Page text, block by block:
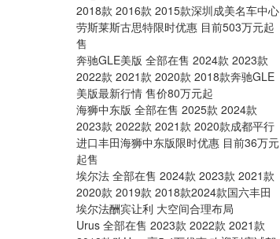
2018款 2016款 2015款深圳成美名车中心
劳斯莱斯古思特限时优惠 目前503万元起
售
奔驰GLE美版 全部在售 2024款 2023款
2022款 2021款 2020款 2018款奔驰GLE
美版最新行情 售价80万元起
海狮中东版 全部在售 2025款 2024款
2023款 2022款 2021款 2020款成都平行
进口丰田海狮中东版限时优惠 目前36万元
起售
埃尔法 全部在售 2024款 2023款 2021款
2020款 2019款 2018款2024款国六丰田
埃尔法酬宾让利 大空间合理布局
Urus 全部在售 2023款 2022款 2021款